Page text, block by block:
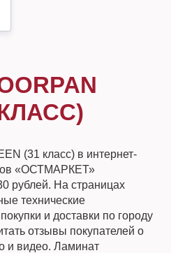
(31 класс) в интернет-
«ОСТМАРКЕТ»
рублей. На страницах
технические
и доставки по городу
отзывы покупателей о
и видео. Ламинат